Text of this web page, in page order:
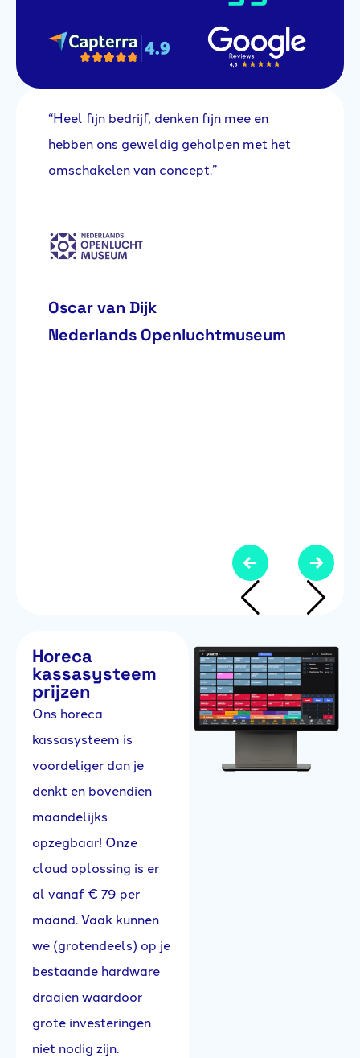
“Heel fijn bedrijf, denken fijn mee en
hebben ons geweldig geholpen met het
omschakelen van concept.”
Oscar van Dijk
Nederlands Openluchtmuseum
Horeca
kassasysteem
prijzen
Ons horeca
kassasysteem is
voordeliger dan je
denkt en bovendien
maandelijks
opzegbaar! Onze
cloud oplossing is er
al vanaf € 79 per
maand. Vaak kunnen
we (grotendeels) op je
bestaande hardware
draaien waardoor
grote investeringen
niet nodig zijn.